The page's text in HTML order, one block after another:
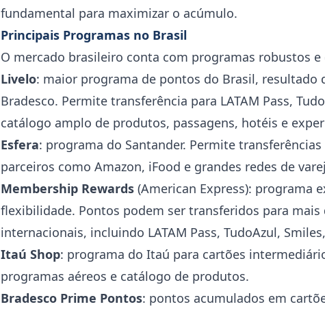
fundamental para maximizar o acúmulo.
Principais Programas no Brasil
O mercado brasileiro conta com programas robustos e
Livelo: maior programa de pontos do Brasil, resultado
Bradesco. Permite transferência para LATAM Pass,
catálogo amplo de produtos, passagens, hotéis e
Esfera: programa do Santander. Permite
parceiros como Amazon, iFood e grandes redes de
Membership Rewards (American Express): programa
flexibilidade. Pontos podem ser transferidos para
internacionais, incluindo LATAM Pass, TudoAzul,
Itaú Shop: programa do Itaú para cartões
programas aéreos e catálogo de produtos.
Bradesco Prime Pontos: pontos acumulados em